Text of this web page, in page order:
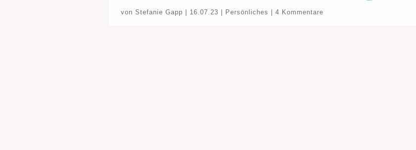
vonStefanie Gapp 16.07.23 Persönliches |4 Kommentare